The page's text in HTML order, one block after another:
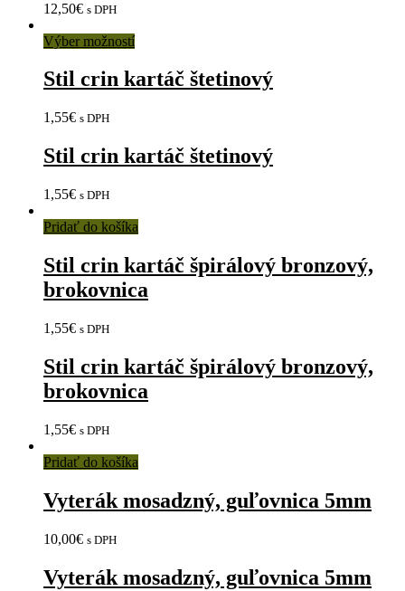
12,50€ s DPH
Výber možností
Stil crin kartáč štetinový
1,55€ s DPH
Stil crin kartáč štetinový
1,55€ s DPH
Pridať do košíka
Stil crin kartáč špirálový bronzový,
brokovnica
1,55€ s DPH
Stil crin kartáč špirálový bronzový,
brokovnica
1,55€ s DPH
Pridať do košíka
Vyterák mosadzný, guľovnica 5mm
10,00€ s DPH
Vyterák mosadzný, guľovnica 5mm